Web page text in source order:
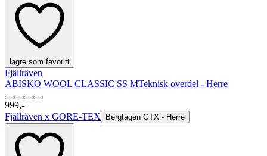
lagre som favoritt
Fjällräven
ABISKO WOOL CLASSIC SS MTeknisk overdel - Herre
999,-
Fjällräven x GORE-TEX
Bergtagen GTX - Herre